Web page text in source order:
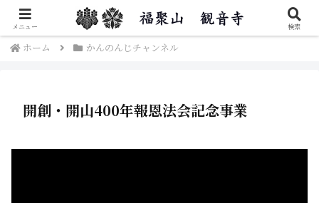
秋葉区福聚楽山観音寺のご紹介です。
ホーム かんのんじチャンネル
開創・開山400年報恩法会記念事業
メニュー 検索